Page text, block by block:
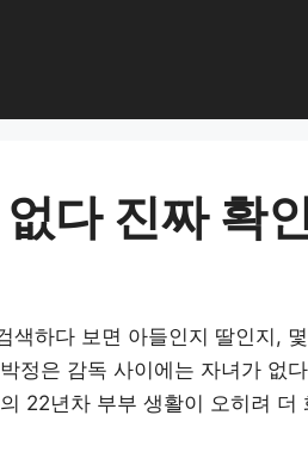
다 진짜 확
색하다 보면 아들인지 딸인지,
정은 감독 사이에는 자녀가 없
22년차 부부 생활이 오히려 더